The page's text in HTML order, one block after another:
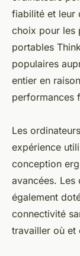
fiabilité et leur
choix pour les
portables
populaires
entier en
performances
Les
expérience
conception
avancées. Les
également
connectivité
travailler où et